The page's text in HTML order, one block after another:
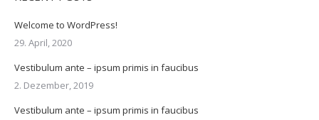
Welcome to WordPress!
29. April, 2020
Vestibulum ante – ipsum primis in faucibus
2. Dezember, 2019
Vestibulum ante – ipsum primis in faucibus